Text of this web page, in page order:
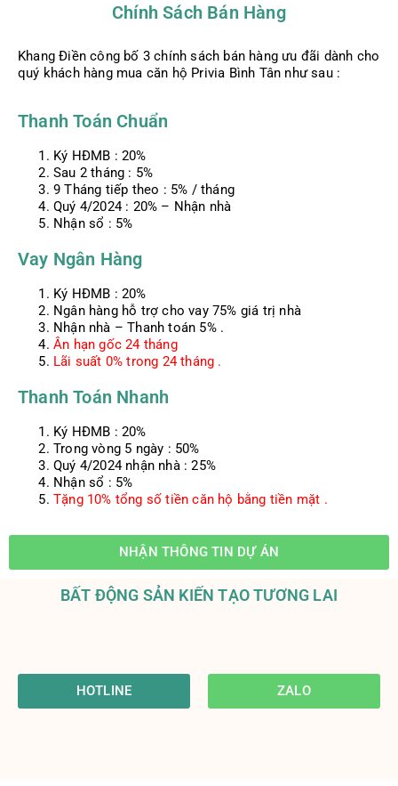
Chính Sách Bán Hàng
Khang Điền công bố 3 chính sách bán hàng ưu đãi dành cho
quý khách hàng mua căn hộ Privia Bình Tân như sau :
Thanh Toán Chuẩn
Ký HĐMB : 20%
Sau 2 tháng : 5%
9 Tháng tiếp theo : 5% / tháng
Quý 4/2024 : 20% – Nhận nhà
Nhận sổ : 5%
Vay Ngân Hàng
Ký HĐMB : 20%
Ngân hàng hỗ trợ cho vay 75% giá trị nhà
Nhận nhà – Thanh toán 5% .
Ân hạn gốc 24 tháng
Lãi suất 0% trong 24 tháng .
Thanh Toán Nhanh
Ký HĐMB : 20%
Trong vòng 5 ngày : 50%
Quý 4/2024 nhận nhà : 25%
Nhận sổ : 5%
Tặng 10% tổng số tiền căn hộ bằng tiền mặt .
NHẬN THÔNG TIN DỰ ÁN
BẤT ĐỘNG SẢN KIẾN TẠO TƯƠNG LAI
HOTLINE ZALO